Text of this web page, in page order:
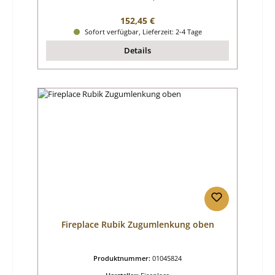
Regulärer Preis:
152,45 €
Sofort verfügbar, Lieferzeit: 2-4 Tage
Details
Fireplace Rubik Zugumlenkung oben
Produktnummer: 01045824